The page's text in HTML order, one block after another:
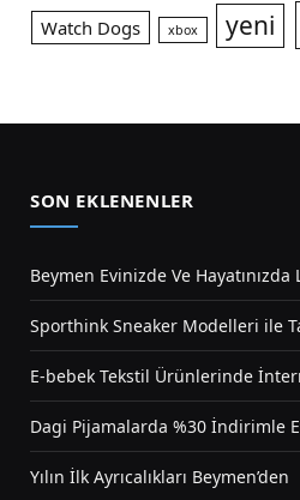
Watch Dogs xbox yeni
SON EKLENENLER
Beymen Evinizde Ve
Sporthink Sneaker Modelleri ile
E-bebek Tekstil Ürünlerinde
Dagi Pijamalarda %30 İndirimle
Yılın İlk Ayrıcalıkları Beymen’den